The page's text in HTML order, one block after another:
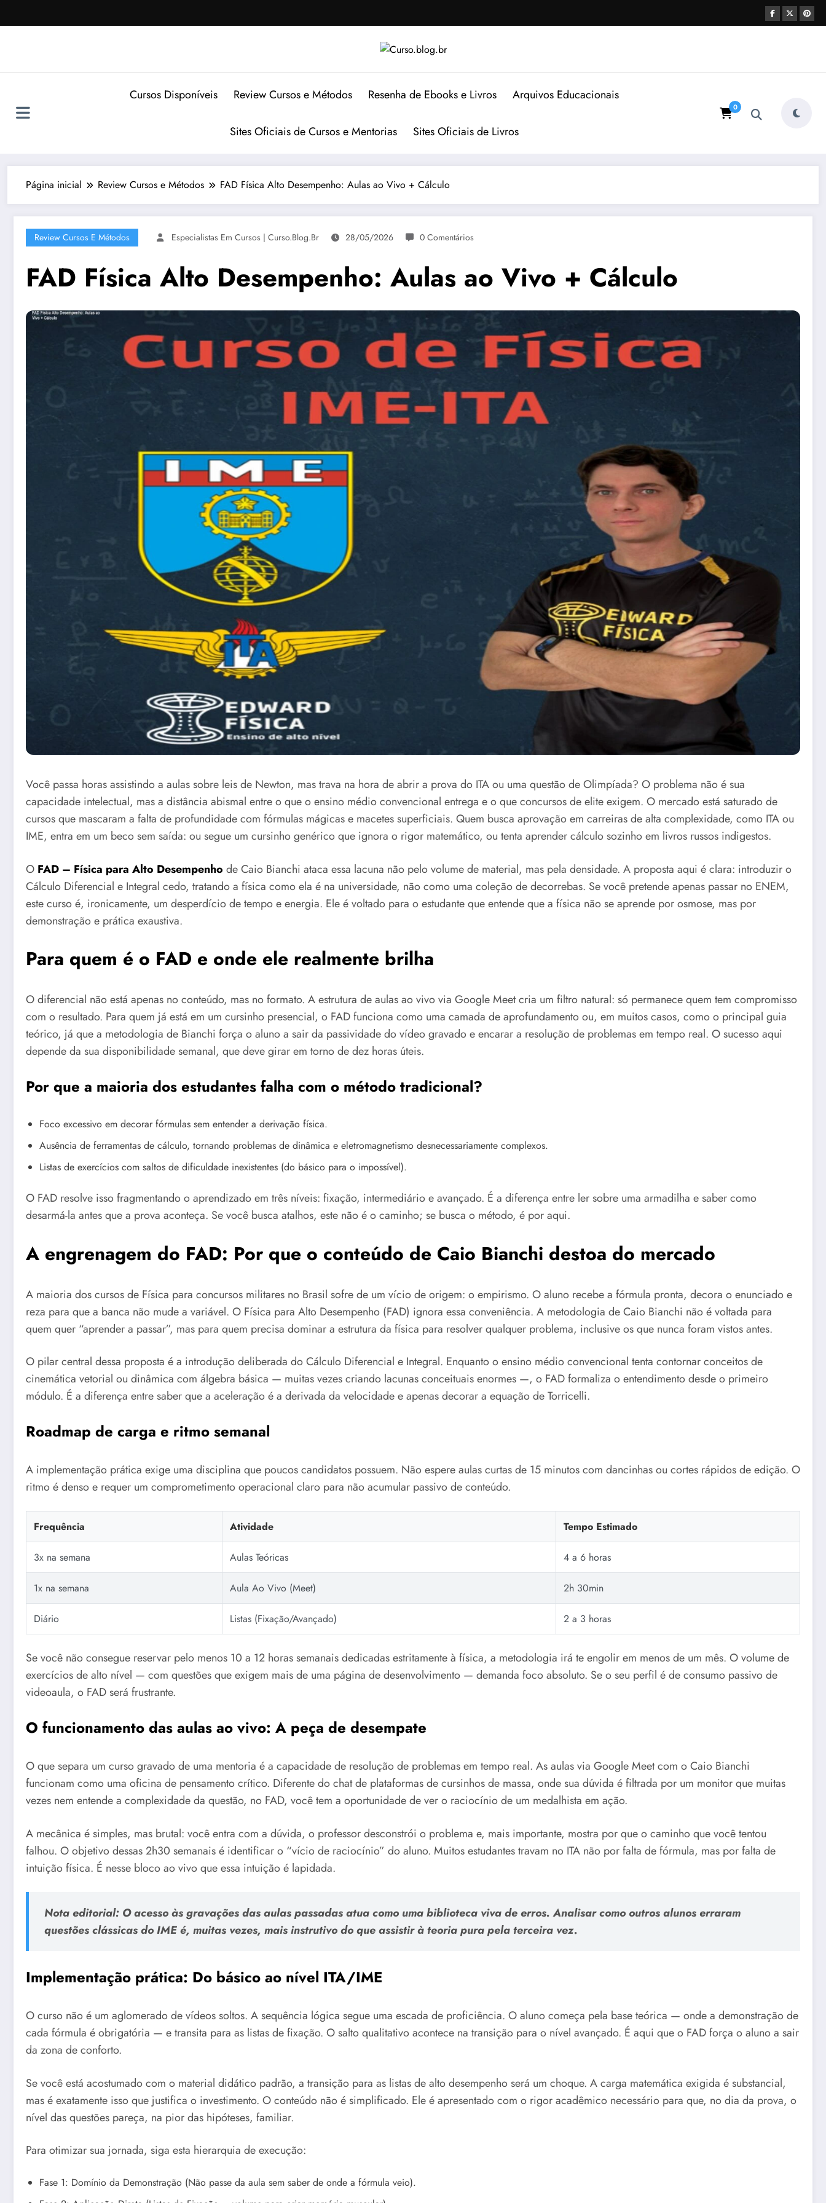
para
Cursos Disponíveis Review Cursos e Métodos Resenha de Ebooks e Livros Arquivos Educacionais
Sites Oficiais de Cursos e Mentorias Sites Oficiais de Livros
0
Página inicial Review Cursos e Métodos FAD Física Alto Desempenho: Aulas ao Vivo + Cálculo
Review Cursos E Métodos Especialistas Em Cursos | Curso.blog.br 28/05/2026 0 Comentários
FAD Física Alto Desempenho: Aulas ao Vivo + Cálculo
Você passa horas assistindo a aulas sobre leis de Newton, mas trava na hora de abrir a prova do ITA ou uma questão de Olimpíada? O problema não é sua
capacidade intelectual, mas a distância abismal entre o que o ensino médio convencional entrega e o que concursos de elite exigem. O mercado está saturado de
cursos que mascaram a falta de profundidade com fórmulas mágicas e macetes superficiais. Quem busca aprovação em carreiras de alta complexidade, como ITA ou
IME, entra em um beco sem saída: ou segue um cursinho genérico que ignora o rigor matemático, ou tenta aprender cálculo sozinho em livros russos indigestos.
O FAD – Física para Alto Desempenho de Caio Bianchi ataca essa lacuna não pelo volume de material, mas pela densidade. A proposta aqui é clara: introduzir o
Cálculo Diferencial e Integral cedo, tratando a física como ela é na universidade, não como uma coleção de decorrebas. Se você pretende apenas passar no ENEM,
este curso é, ironicamente, um desperdício de tempo e energia. Ele é voltado para o estudante que entende que a física não se aprende por osmose, mas por
demonstração e prática exaustiva.
Para quem é o FAD e onde ele realmente brilha
O diferencial não está apenas no conteúdo, mas no formato. A estrutura de aulas ao vivo via Google Meet cria um filtro natural: só permanece quem tem compromisso
com o resultado. Para quem já está em um cursinho presencial, o FAD funciona como uma camada de aprofundamento ou, em muitos casos, como o principal guia
teórico, já que a metodologia de Bianchi força o aluno a sair da passividade do vídeo gravado e encarar a resolução de problemas em tempo real. O sucesso aqui
depende da sua disponibilidade semanal, que deve girar em torno de dez horas úteis.
Por que a maioria dos estudantes falha com o método tradicional?
Foco excessivo em decorar fórmulas sem entender a derivação física.
Ausência de ferramentas de cálculo, tornando problemas de dinâmica e eletromagnetismo desnecessariamente complexos.
Listas de exercícios com saltos de dificuldade inexistentes (do básico para o impossível).
O FAD resolve isso fragmentando o aprendizado em três níveis: fixação, intermediário e avançado. É a diferença entre ler sobre uma armadilha e saber como
desarmá-la antes que a prova aconteça. Se você busca atalhos, este não é o caminho; se busca o método, é por aqui.
A engrenagem do FAD: Por que o conteúdo de Caio Bianchi destoa do mercado
A maioria dos cursos de Física para concursos militares no Brasil sofre de um vício de origem: o empirismo. O aluno recebe a fórmula pronta, decora o enunciado e
reza para que a banca não mude a variável. O Física para Alto Desempenho (FAD) ignora essa conveniência. A metodologia de Caio Bianchi não é voltada para
quem quer “aprender a passar”, mas para quem precisa dominar a estrutura da física para resolver qualquer problema, inclusive os que nunca foram vistos antes.
O pilar central dessa proposta é a introdução deliberada do Cálculo Diferencial e Integral. Enquanto o ensino médio convencional tenta contornar conceitos de
cinemática vetorial ou dinâmica com álgebra básica — muitas vezes criando lacunas conceituais enormes —, o FAD formaliza o entendimento desde o primeiro
módulo. É a diferença entre saber que a aceleração é a derivada da velocidade e apenas decorar a equação de Torricelli.
Roadmap de carga e ritmo semanal
A implementação prática exige uma disciplina que poucos candidatos possuem. Não espere aulas curtas de 15 minutos com dancinhas ou cortes rápidos de edição. O
ritmo é denso e requer um comprometimento operacional claro para não acumular passivo de conteúdo.
Frequência Atividade Tempo Estimado
3x na semana Aulas Teóricas 4 a 6 horas
1x na semana Aula Ao Vivo (Meet) 2h 30min
Diário Listas (Fixação/Avançado) 2 a 3 horas
Se você não consegue reservar pelo menos 10 a 12 horas semanais dedicadas estritamente à física, a metodologia irá te engolir em menos de um mês. O volume de
exercícios de alto nível — com questões que exigem mais de uma página de desenvolvimento — demanda foco absoluto. Se o seu perfil é de consumo passivo de
videoaula, o FAD será frustrante.
O funcionamento das aulas ao vivo: A peça de desempate
O que separa um curso gravado de uma mentoria é a capacidade de resolução de problemas em tempo real. As aulas via Google Meet com o Caio Bianchi
funcionam como uma oficina de pensamento crítico. Diferente do chat de plataformas de cursinhos de massa, onde sua dúvida é filtrada por um monitor que muitas
vezes nem entende a complexidade da questão, no FAD, você tem a oportunidade de ver o raciocínio de um medalhista em ação.
A mecânica é simples, mas brutal: você entra com a dúvida, o professor desconstrói o problema e, mais importante, mostra por que o caminho que você tentou
falhou. O objetivo dessas 2h30 semanais é identificar o “vício de raciocínio” do aluno. Muitos estudantes travam no ITA não por falta de fórmula, mas por falta de
intuição física. É nesse bloco ao vivo que essa intuição é lapidada.
Nota editorial: O acesso às gravações das aulas passadas atua como uma biblioteca viva de erros. Analisar como outros alunos erraram
questões clássicas do IME é, muitas vezes, mais instrutivo do que assistir à teoria pura pela terceira vez.
Implementação prática: Do básico ao nível ITA/IME
O curso não é um aglomerado de vídeos soltos. A sequência lógica segue uma escada de proficiência. O aluno começa pela base teórica — onde a demonstração de
cada fórmula é obrigatória — e transita para as listas de fixação. O salto qualitativo acontece na transição para o nível avançado. É aqui que o FAD força o aluno a sair
da zona de conforto.
Se você está acostumado com o material didático padrão, a transição para as listas de alto desempenho será um choque. A carga matemática exigida é substancial,
mas é exatamente isso que justifica o investimento. O conteúdo não é simplificado. Ele é apresentado com o rigor acadêmico necessário para que, no dia da prova, o
nível das questões pareça, na pior das hipóteses, familiar.
Para otimizar sua jornada, siga esta hierarquia de execução:
Fase 1: Domínio da Demonstração (Não passe da aula sem saber de onde a fórmula veio).